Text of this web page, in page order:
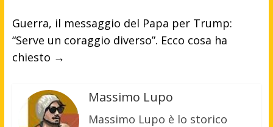
Guerra, il messaggio del Papa per Trump:
“Serve un coraggio diverso”. Ecco cosa ha
chiesto →
Massimo Lupo
Massimo Lupo è lo storico